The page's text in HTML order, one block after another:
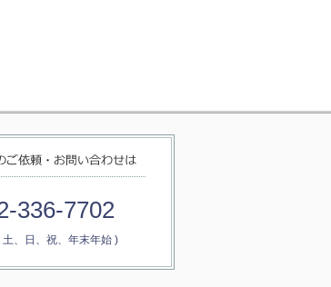
336-7702
、日、祝、年末年始 )